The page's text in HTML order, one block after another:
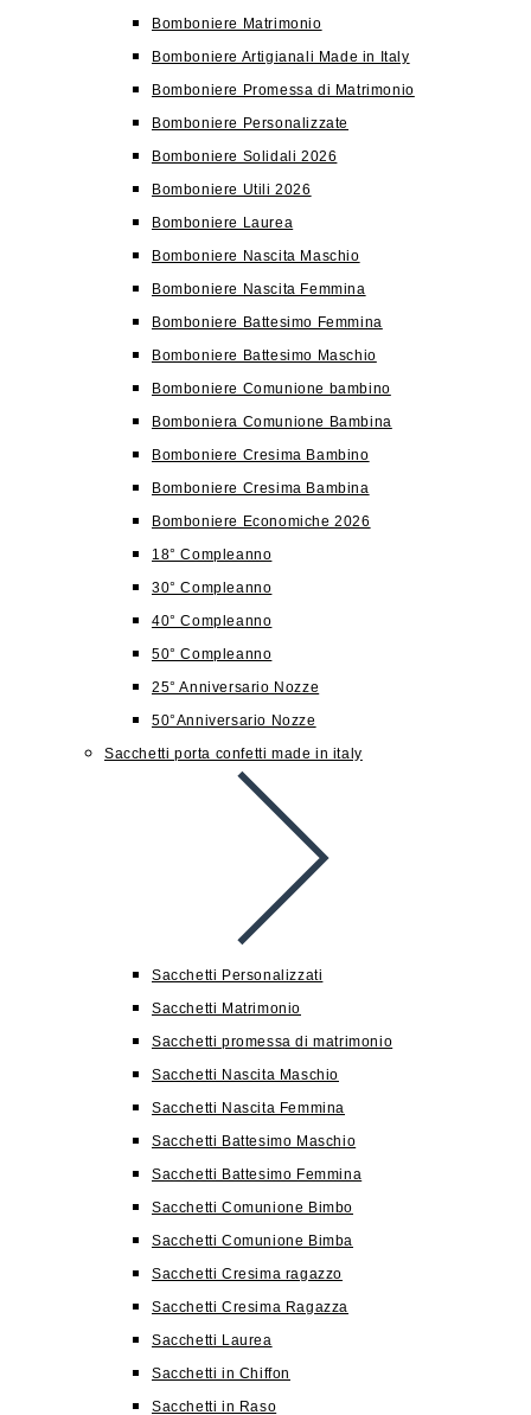
Bomboniere Matrimonio
Bomboniere Artigianali Made in Italy
Bomboniere Promessa di Matrimonio
Bomboniere Personalizzate
Bomboniere Solidali 2026
Bomboniere Utili 2026
Bomboniere Laurea
Bomboniere Nascita Maschio
Bomboniere Nascita Femmina
Bomboniere Battesimo Femmina
Bomboniere Battesimo Maschio
Bomboniere Comunione bambino
Bomboniera Comunione Bambina
Bomboniere Cresima Bambino
Bomboniere Cresima Bambina
Bomboniere Economiche 2026
18° Compleanno
30° Compleanno
40° Compleanno
50° Compleanno
25° Anniversario Nozze
50°Anniversario Nozze
Sacchetti porta confetti made in italy
Sacchetti Personalizzati
Sacchetti Matrimonio
Sacchetti promessa di matrimonio
Sacchetti Nascita Maschio
Sacchetti Nascita Femmina
Sacchetti Battesimo Maschio
Sacchetti Battesimo Femmina
Sacchetti Comunione Bimbo
Sacchetti Comunione Bimba
Sacchetti Cresima ragazzo
Sacchetti Cresima Ragazza
Sacchetti Laurea
Sacchetti in Chiffon
Sacchetti in Raso